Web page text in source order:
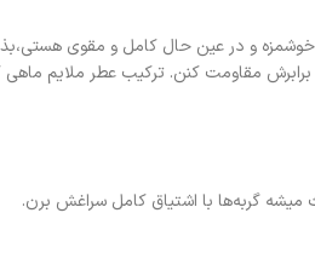
و در عین حال کامل و مقوی
مقاومت کنن. ترکیب عطر ملایم ماهی
گربه‌ها با اشتیاق کامل سراغش برن.